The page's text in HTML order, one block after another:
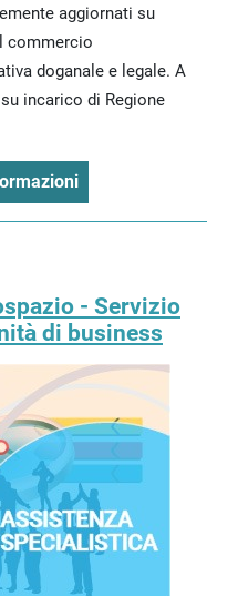
aggiornati su
commercio
doganale e legale. A
incarico di Regione
- Servizio
di business